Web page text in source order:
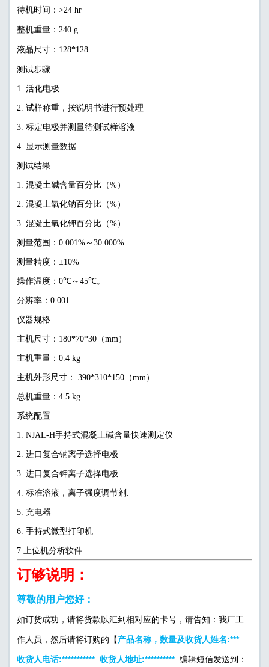
待机时间：>24 hr
整机重量：240 g
液晶尺寸：128*128
测试步骤
1. 活化电极
2. 试样称重，按说明书进行预处理
3. 标定电极并测量待测试样溶液
4. 显示测量数据
测试结果
1. 混凝土碱含量百分比（%）
2. 混凝土氧化钠百分比（%）
3. 混凝土氧化钾百分比（%）
测量范围：0.001%～30.000%
测量精度：±10%
操作温度：0℃～45℃。
分辨率：0.001
仪器规格
主机尺寸：180*70*30（mm）
主机重量：0.4 kg
主机外形尺寸： 390*310*150（mm）
总机重量：4.5 kg
系统配置
1. NJAL-H手持式混凝土碱含量快速测定仪
2. 进口复合钠离子选择电极
3. 进口复合钾离子选择电极
4. 标准溶液，离子强度调节剂.
5. 充电器
6. 手持式微型打印机
7.上位机分析软件
订够说明：
尊敬的用户您好：
如订货成功，请将货款以汇到相对应的卡号，请告知：我厂工
作人员，然后请将订购的【 产品名称，数量及收货人姓名:***
收货人电话:*********** 收货人地址:********** 编辑短信发送到：